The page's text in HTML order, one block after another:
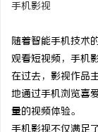
手机影视
随着智能手机技术
观看短视频，手机
在过去，影视作品
地通过手机浏览喜
量的视频体验。
手机影视不仅满足